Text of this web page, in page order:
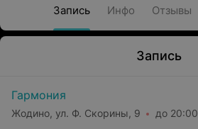
Запись Инфо Отзывы
Запись
Гармония
Жодино, ул. Ф. Скорины, 9 до 20:00